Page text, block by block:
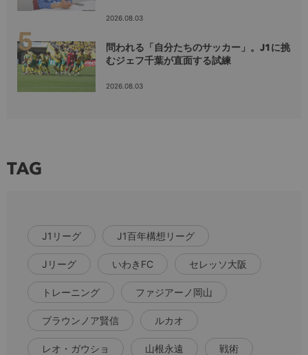
2026.08.03
問われる「自分たちのサッカー」。J1に挑
むジェフ千葉が直面する試練
2026.08.03
TAG
J1リーグ J1百年構想リーグ
Jリーグ いわきFC セレッソ大阪
トレーニング ファジアーノ岡山
ブラウンノア賢信 ルカオ
レオ・ガウショ 山根永遠 戦術